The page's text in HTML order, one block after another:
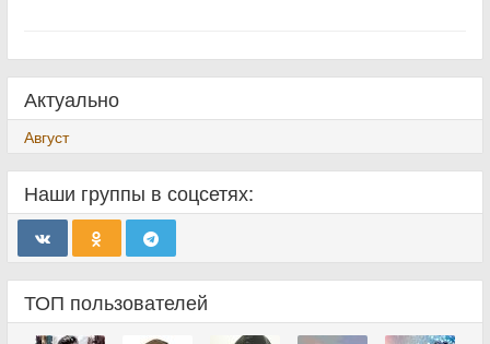
Актуально
Август
Наши группы в соцсетях:
ТОП пользователей